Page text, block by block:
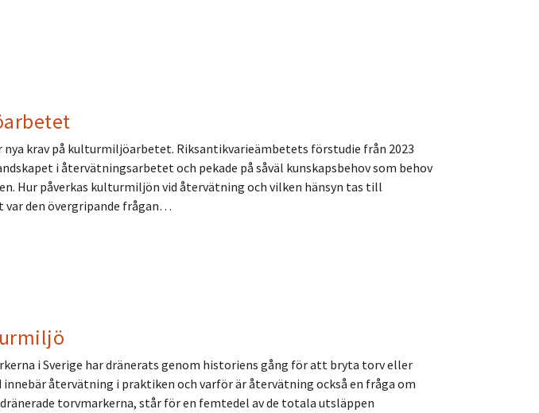
krav på kulturmiljöarbetet. Riksantikvarieämbetets förstudie från 2023
i återvätningsarbetet och pekade på såväl kunskapsbehov som behov
Hur påverkas kulturmiljön vid återvätning och vilken hänsyn tas till
den övergripande frågan…
i Sverige har dränerats genom historiens gång för att bryta torv eller
återvätning i praktiken och varför är återvätning också en fråga om
torvmarkerna, står för en femtedel av de totala utsläppen